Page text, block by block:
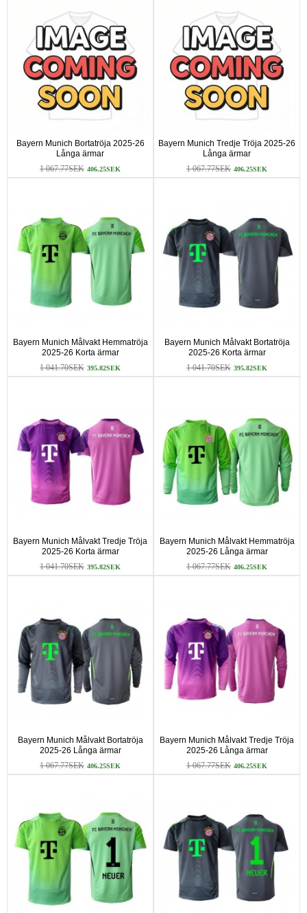
Bayern Munich Bortatröja 2025-26
Långa ärmar
1 067.77SEK 406.25SEK
Bayern Munich Tredje Tröja 2025-26
Långa ärmar
1 067.77SEK 406.25SEK
Bayern Munich Målvakt Hemmatröja
2025-26 Korta ärmar
1 041.70SEK 395.82SEK
Bayern Munich Målvakt Bortatröja
2025-26 Korta ärmar
1 041.70SEK 395.82SEK
Bayern Munich Målvakt Tredje Tröja
2025-26 Korta ärmar
1 041.70SEK 395.82SEK
Bayern Munich Målvakt Hemmatröja
2025-26 Långa ärmar
1 067.77SEK 406.25SEK
Bayern Munich Målvakt Bortatröja
2025-26 Långa ärmar
1 067.77SEK 406.25SEK
Bayern Munich Målvakt Tredje Tröja
2025-26 Långa ärmar
1 067.77SEK 406.25SEK